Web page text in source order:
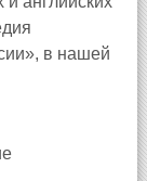
в нашей